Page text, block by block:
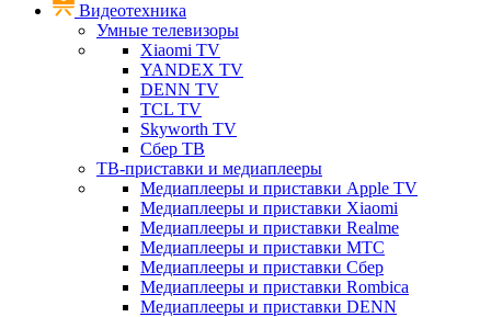
Видеотехника
Умные телевизоры
Xiaomi TV
YANDEX TV
DENN TV
TCL TV
Skyworth TV
Сбер ТВ
ТВ-приставки и медиаплееры
Медиаплееры и приставки Apple TV
Медиаплееры и приставки Xiaomi
Медиаплееры и приставки Realme
Медиаплееры и приставки МТС
Медиаплееры и приставки Сбер
Медиаплееры и приставки Rombica
Медиаплееры и приставки DENN